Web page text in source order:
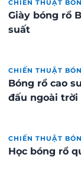
CHIẾN THUẬT
Giày bóng rổ
suất
CHIẾN THUẬT
Bóng rổ cao
đấu ngoài trời
CHIẾN THUẬT
Học bóng rổ